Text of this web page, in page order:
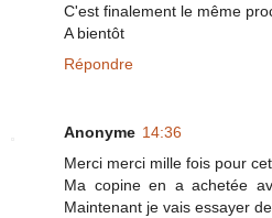
C'est finalement le même
A bientôt
Répondre
Anonyme 14:36
Merci merci mille fois pour
Ma copine en a achetée
Maintenant je vais essayer